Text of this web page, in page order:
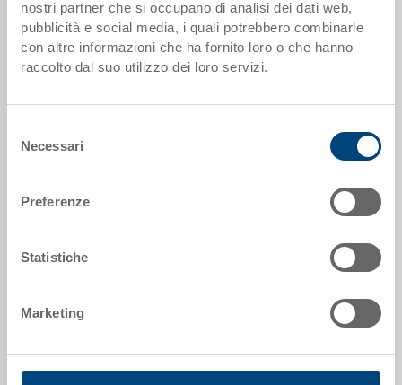
nostri partner che si occupano di analisi dei dati web,
pubblicità e social media, i quali potrebbero combinarle
con altre informazioni che ha fornito loro o che hanno
raccolto dal suo utilizzo dei loro servizi.
delNecessari
Preferenze
Statistiche
Marketing
da 100 pezzi EUR 12,97
da 250 pezzi EUR 12,49
360 x 260 x 62 mm
|